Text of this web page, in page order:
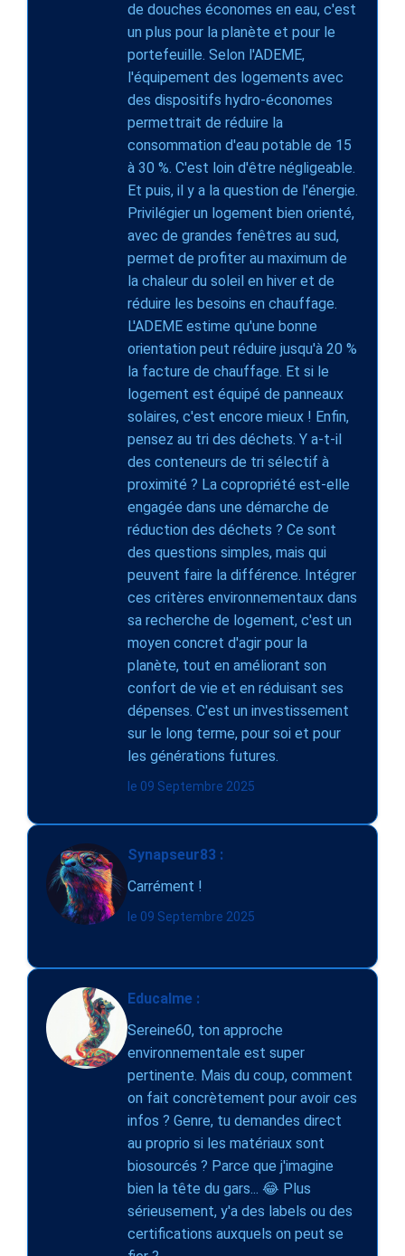
de douches économes en eau, c'est
un plus pour la planète et pour le
portefeuille. Selon l'ADEME,
l'équipement des logements avec
des dispositifs hydro-économes
permettrait de réduire la
consommation d'eau potable de 15
à 30 %. C'est loin d'être négligeable.
Et puis, il y a la question de l'énergie.
Privilégier un logement bien orienté,
avec de grandes fenêtres au sud,
permet de profiter au maximum de
la chaleur du soleil en hiver et de
réduire les besoins en chauffage.
L'ADEME estime qu'une bonne
orientation peut réduire jusqu'à 20 %
la facture de chauffage. Et si le
logement est équipé de panneaux
solaires, c'est encore mieux ! Enfin,
pensez au tri des déchets. Y a-t-il
des conteneurs de tri sélectif à
proximité ? La copropriété est-elle
engagée dans une démarche de
réduction des déchets ? Ce sont
des questions simples, mais qui
peuvent faire la différence. Intégrer
ces critères environnementaux dans
sa recherche de logement, c'est un
moyen concret d'agir pour la
planète, tout en améliorant son
confort de vie et en réduisant ses
dépenses. C'est un investissement
sur le long terme, pour soi et pour
les générations futures.
le 09 Septembre 2025
Synapseur83 :
Carrément !
le 09 Septembre 2025
Educalme :
Sereine60, ton approche
environnementale est super
pertinente. Mais du coup, comment
on fait concrètement pour avoir ces
infos ? Genre, tu demandes direct
au proprio si les matériaux sont
biosourcés ? Parce que j'imagine
bien la tête du gars... 😂 Plus
sérieusement, y'a des labels ou des
certifications auxquels on peut se